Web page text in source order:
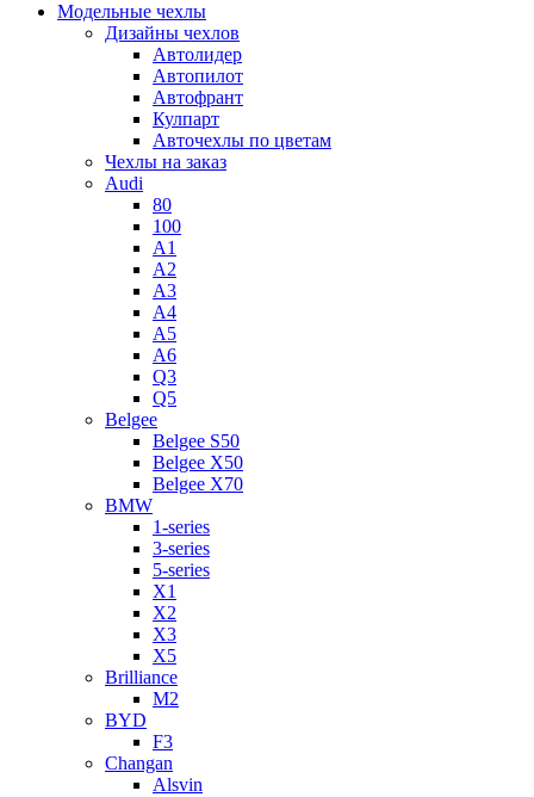
Модельные чехлы
Дизайны чехлов
Автолидер
Автопилот
Автофрант
Кулпарт
Авточехлы по цветам
Чехлы на заказ
Audi
80
100
A1
A2
A3
A4
A5
A6
Q3
Q5
Belgee
Belgee S50
Belgee X50
Belgee X70
BMW
1-series
3-series
5-series
X1
X2
X3
X5
Brilliance
M2
BYD
F3
Changan
Alsvin